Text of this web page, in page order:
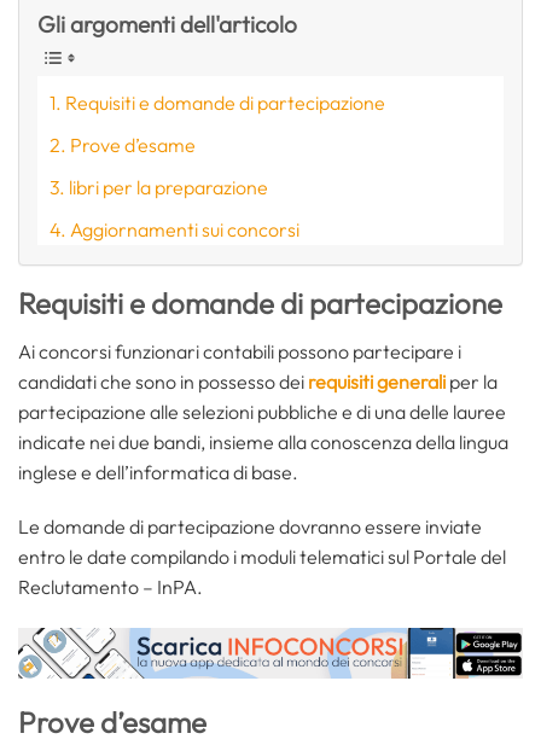
Gli argomenti dell'articolo
Requisiti e domande di partecipazione
Prove d’esame
libri per la preparazione
Aggiornamenti sui concorsi
Requisiti e domande di partecipazione
Ai concorsi funzionari contabili possono partecipare i
candidati che sono in possesso dei requisiti generali per la
partecipazione alle selezioni pubbliche e di una delle lauree
indicate nei due bandi, insieme alla conoscenza della lingua
inglese e dell’informatica di base.
Le domande di partecipazione dovranno essere inviate
entro le date compilando i moduli telematici sul Portale del
Reclutamento – InPA.
Prove d’esame